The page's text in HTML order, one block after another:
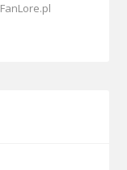
FanLore.pl